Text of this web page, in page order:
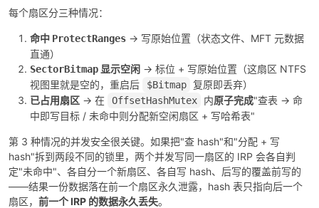
每个扇区分三种情况：
命中 ProtectRanges → 写原始位置（状态文件、MFT 元数据
直通）
SectorBitmap 显示空闲 → 标位 + 写原始位置（这扇区 NTFS
视图里就是空的，重启后
$Bitmap 复原即丢弃）
已占用扇区 → 在 OffsetHashMutex 内原子完成"查表 → 命
中即写目标 / 未命中则分配新空闲扇区 + 写哈希表"
第 3 种情况的并发安全很关键。如果把"查 hash"和"分配 + 写
hash"拆到两段不同的锁里，两个并发写同一扇区的 IRP 会各自判
定"未命中"、各自分一个新扇区、各自写 hash、后写的覆盖前写的
——结果一份数据落在前一个扇区永久泄露，hash 表只指向后一个
扇区， 前一个 IRP 的数据永久丢失。